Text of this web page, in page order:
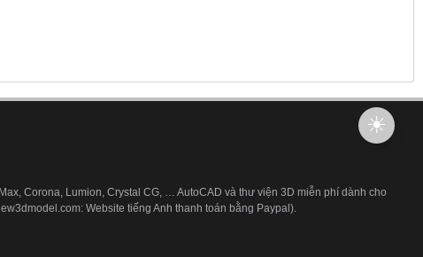
Corona, Lumion, Crystal CG, … AutoCAD và thư viện 3D miễn phí dành cho
Website tiếng Anh thanh toán bằng Paypal).